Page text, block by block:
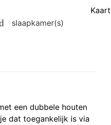
slaapkamer(s)
Kaart
een dubbele houten
dat toegankelijk is via